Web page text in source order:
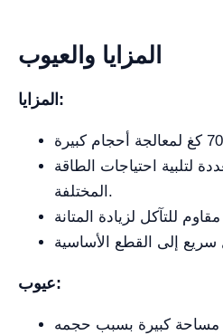
المزايا والعيوب
المزايا:
لتلبية احتياجات الطاقة
المختلفة.
عيوب: